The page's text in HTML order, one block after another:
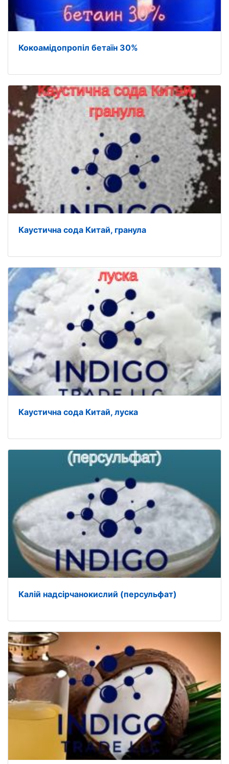
Кокоамідопропіл бетаїн 30%
Каустична сода Китай, гранула
Каустична сода Китай, луска
Калій надсірчанокислий (персульфат)